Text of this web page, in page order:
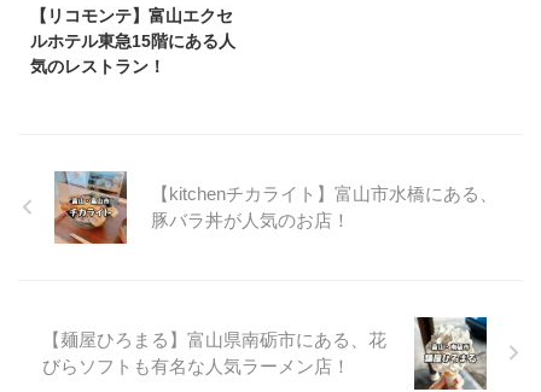
【リコモンテ】富山エクセ
ルホテル東急15階にある人
気のレストラン！
【kitchenチカライト】富山市水橋にある、
豚バラ丼が人気のお店！
【麺屋ひろまる】富山県南砺市にある、花
びらソフトも有名な人気ラーメン店！